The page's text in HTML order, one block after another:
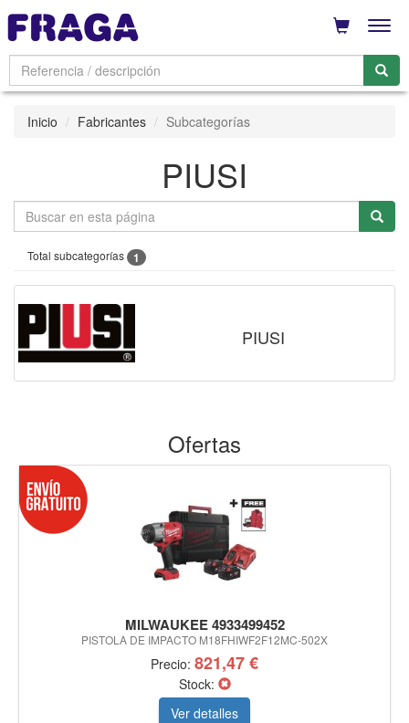
Inicio Fabricantes Subcategorías
PIUSI
Total subcategorías 1
PIUSI
Ofertas
MILWAUKEE 4933499452
PISTOLA DE IMPACTO M18FHIWF2F12MC-502X
Precio: 821,47 €
Stock:
Ver detalles